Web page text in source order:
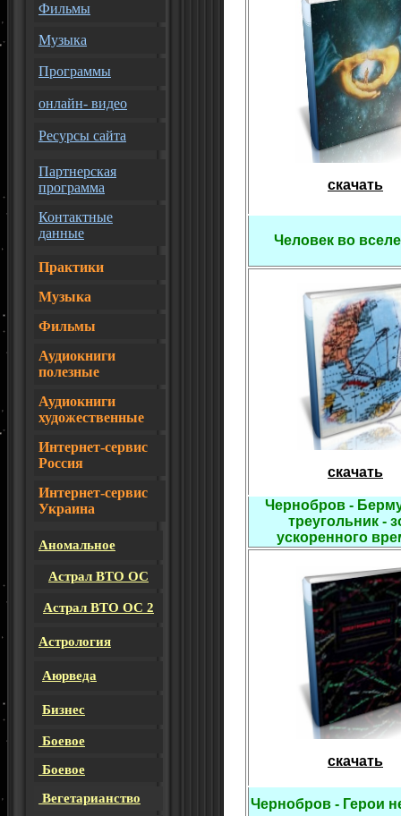
Фильмы
Музыка
Программы
онлайн- видео
Ресурсы сайта
Партнерская
программа
Контактные
данные
Практики
Музыка
Фильмы
Аудиокниги
полезные
Аудиокниги
художественные
Интернет-сервис
Россия
Интернет-сервис
Украина
Аномальное
Астрал ВТО ОС
Астрал ВТО ОС 2
Астрология
Аюрведа
Бизнес
Боевое
Боевое
Вегетарианство
скачать
Человек во
скачать
Чернобров -
треугольник -
ускоренного
скачать
Чернобров - Герои